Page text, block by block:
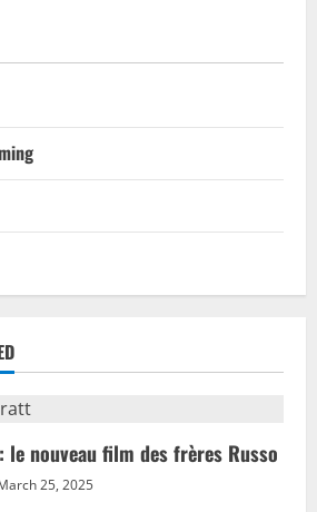
le nouveau film des frères Russo
25, 2025